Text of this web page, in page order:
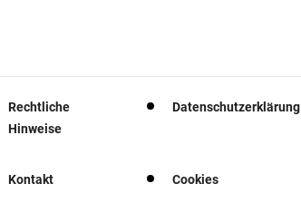
Rechtliche
Hinweise
Datenschutzerklärung
Kontakt Cookies